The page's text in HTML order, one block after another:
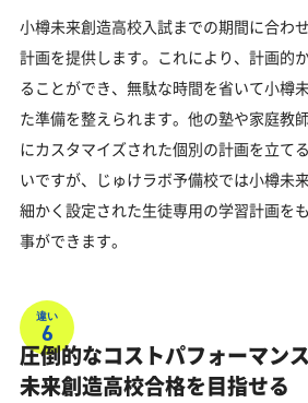
小樽未来創造高校入試までの期間に合わ
計画を提供します。これにより、計画的
ることができ、無駄な時間を省いて小樽
た準備を整えられます。他の塾や家庭教
にカスタマイズされた個別の計画を立て
いですが、じゅけラボ予備校では小樽未
細かく設定された生徒専用の学習計画を
事ができます。
違い
6
圧倒的なコストパフォーマン
未来創造高校合格を目指せる